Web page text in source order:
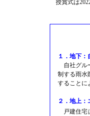
授賞式は
１．地下
自社グル
制する雨水
することに
２．地上
戸建住